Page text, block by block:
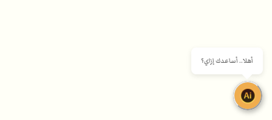
أهلا.. أساعدك إزاي؟